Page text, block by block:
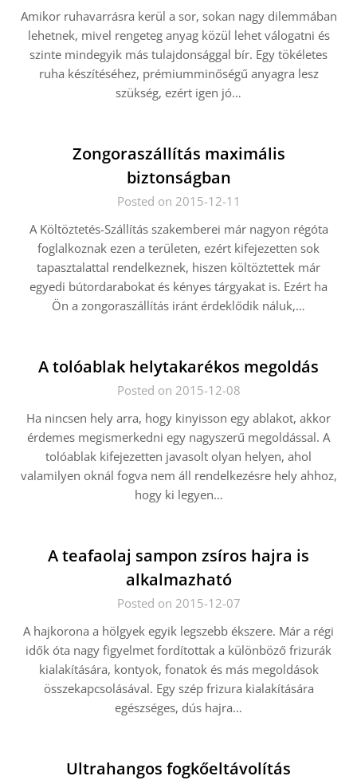
Amikor ruhavarrásra kerül a sor, sokan nagy dilemmában
lehetnek, mivel rengeteg anyag közül lehet válogatni és
szinte mindegyik más tulajdonsággal bír. Egy tökéletes
ruha készítéséhez, prémiumminőségű anyagra lesz
szükség, ezért igen jó…
Zongoraszállítás maximális
biztonságban
Posted on 2015-12-11
A Költöztetés-Szállítás szakemberei már nagyon régóta
foglalkoznak ezen a területen, ezért kifejezetten sok
tapasztalattal rendelkeznek, hiszen költöztettek már
egyedi bútordarabokat és kényes tárgyakat is. Ezért ha
Ön a zongoraszállítás iránt érdeklődik náluk,…
A tolóablak helytakarékos megoldás
Posted on 2015-12-08
Ha nincsen hely arra, hogy kinyisson egy ablakot, akkor
érdemes megismerkedni egy nagyszerű megoldással. A
tolóablak kifejezetten javasolt olyan helyen, ahol
valamilyen oknál fogva nem áll rendelkezésre hely ahhoz,
hogy ki legyen…
A teafaolaj sampon zsíros hajra is
alkalmazható
Posted on 2015-12-07
A hajkorona a hölgyek egyik legszebb ékszere. Már a régi
idők óta nagy figyelmet fordítottak a különböző frizurák
kialakítására, kontyok, fonatok és más megoldások
összekapcsolásával. Egy szép frizura kialakítására
egészséges, dús hajra…
Ultrahangos fogkőeltávolítás